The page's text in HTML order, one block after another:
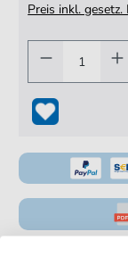
Preis inkl.